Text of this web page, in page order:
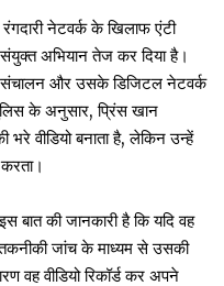
नेटवर्क के खिलाफ एंटी
अभियान तेज कर दिया है।
संचालन और उसके डिजिटल नेटवर्क
के अनुसार, प्रिंस खान
वीडियो बनाता है, लेकिन उन्हें
बात की जानकारी है कि यदि वह
तकनीकी जांच के माध्यम से उसकी
वह वीडियो रिकॉर्ड कर अपने